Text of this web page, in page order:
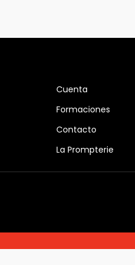
Cuenta
Formaciones
Contacto
La Prompterie